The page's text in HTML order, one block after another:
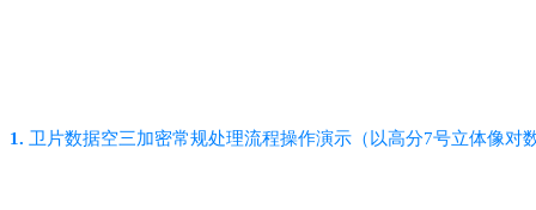
1. 卫片数据空三加密常规处理流程操作演示（以高分7号立体像对